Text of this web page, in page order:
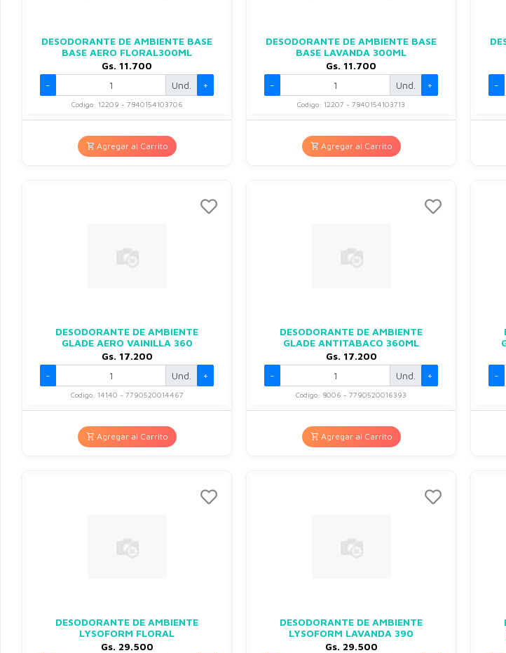
DESODORANTE DE AMBIENTE BASE
BASE AERO FLORAL300ML
Gs. 11.700
-
Und. +
Codigo: 12209 - 7840154103706
Agregar al Carrito
DESODORANTE DE AMBIENTE BASE
BASE LAVANDA 300ML
Gs. 11.700
-
Und. +
Codigo: 12207 - 7840154103713
Agregar al Carrito
-
DESODORANTE DE AMBIENTE
GLADE AERO VAINILLA 360
Gs. 17.200
-
Und. +
Codigo: 14140 - 7790520014467
Agregar al Carrito
DESODORANTE DE AMBIENTE
GLADE ANTITABACO 360ML
Gs. 17.200
-
Und. +
Codigo: 8006 - 7790520016393
Agregar al Carrito
-
DESODORANTE DE AMBIENTE
LYSOFORM FLORAL
Gs. 29.500
DESODORANTE DE AMBIENTE
LYSOFORM LAVANDA 390
Gs. 29.500